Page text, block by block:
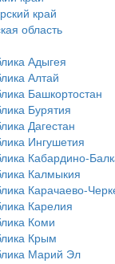
край
область
Адыгея
Алтай
Башкортостан
Бурятия
Дагестан
Ингушетия
Кабардино-
Калмыкия
Карачаево-
Карелия
Коми
Крым
Марий Эл